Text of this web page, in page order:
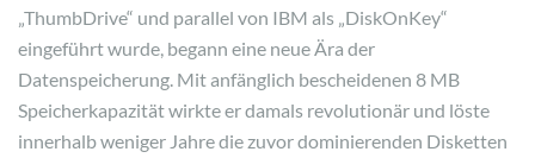
„ThumbDrive“ und parallel von IBM als „DiskOnKey“
eingeführt wurde, begann eine neue Ära der
Datenspeicherung. Mit anfänglich bescheidenen 8 MB
Speicherkapazität wirkte er damals revolutionär und löste
innerhalb weniger Jahre die zuvor dominierenden Disketten